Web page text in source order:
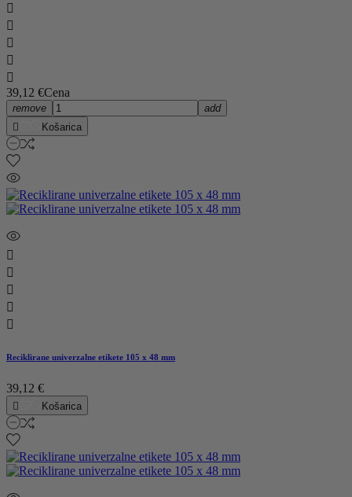





39,12 €Cena
remove
add

Košarica





Reciklirane univerzalne etikete 105 x 48 mm
39,12 €
 Košarica